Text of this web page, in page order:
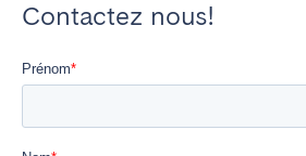
Contactez nous!